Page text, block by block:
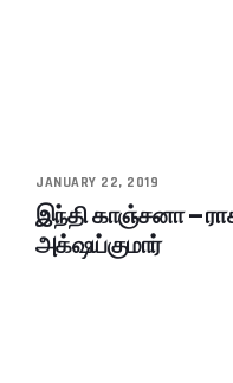
JANUARY 22, 2019
இந்தி காஞ்சனா –
அக்‌ஷய்குமார்